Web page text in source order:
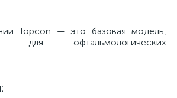
Topcon — это базовая модель,
для офтальмологических